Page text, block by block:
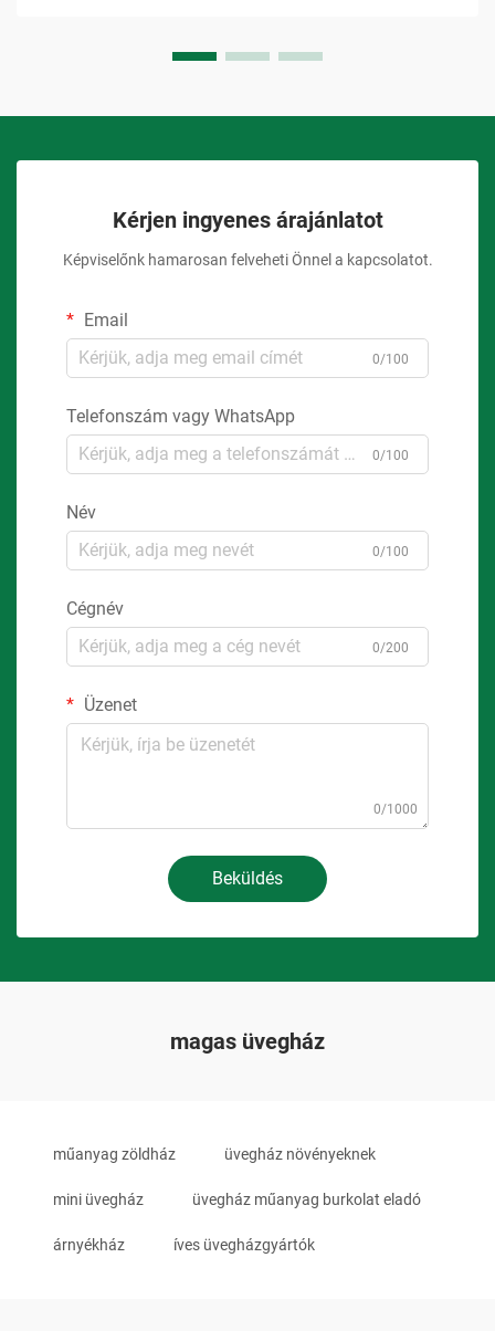
Kérjen ingyenes árajánlatot
Képviselőnk hamarosan felveheti Önnel a kapcsolatot.
Email
0/100
Telefonszám vagy WhatsApp
0/100
Név
0/100
Cégnév
0/200
Üzenet
0/1000
Beküldés
magas üvegház
műanyag zöldház üvegház növényeknek
mini üvegház üvegház műanyag burkolat eladó
árnyékház íves üvegházgyártók